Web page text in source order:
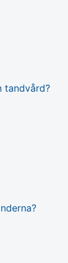
tandvård?